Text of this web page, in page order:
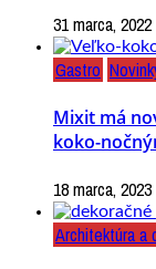
31 marca, 2022
Gastro
Mixit má
koko-
18 marca, 2023
Architektúra a